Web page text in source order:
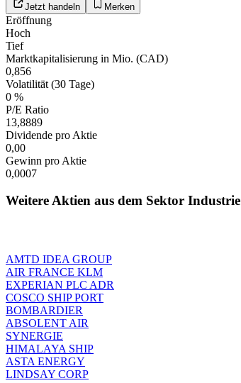
Jetzt handeln Merken
Eröffnung
Hoch
Tief
Marktkapitalisierung in Mio. (CAD)
0,856
Volatilität (30 Tage)
0 %
P/E Ratio
13,8889
Dividende pro Aktie
0,00
Gewinn pro Aktie
0,0007
Weitere Aktien aus dem Sektor Industrie
AMTD IDEA GROUP
AIR FRANCE KLM
EXPERIAN PLC ADR
COSCO SHIP PORT
BOMBARDIER
ABSOLENT AIR
SYNERGIE
HIMALAYA SHIP
ASTA ENERGY
LINDSAY CORP